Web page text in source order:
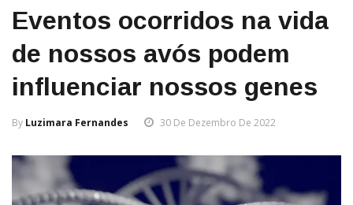
Eventos ocorridos na vida
de nossos avós podem
influenciar nossos genes
By Luzimara Fernandes 30 De Dezembro De 2022